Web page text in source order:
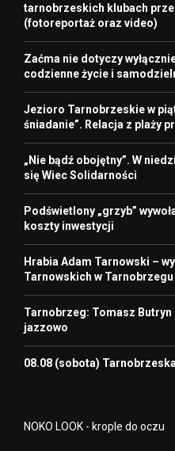
tarnobrzeskich klubach
(fotoreportaż oraz video)
Zaćma nie dotyczy
codzienne życie i
Jezioro Tarnobrzeskie w
śniadanie”. Relacja z plaży
„Nie bądź obojętny”. W
się Wiec Solidarności
Podświetlony „grzyb”
koszty inwestycji
Hrabia Adam Tarnowski –
Tarnowskich w Tarnobrzegu
Tarnobrzeg: Tomasz
jazzowo
08.08 (sobota)
NOKO LOOK - krople do oczu